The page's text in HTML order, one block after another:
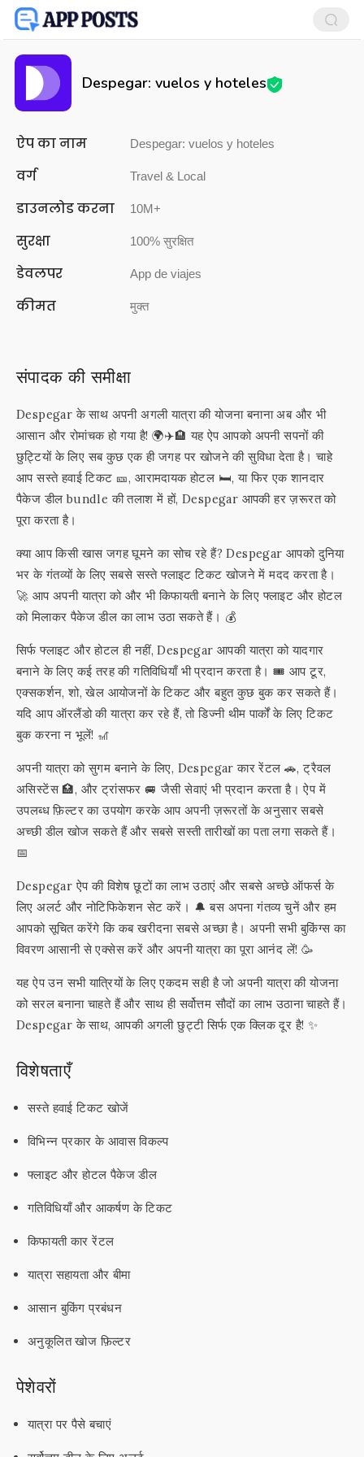
Despegar: vuelos y hoteles
ऐप का नाम Despegar: vuelos y hoteles
वर्ग Travel & Local
डाउनलोड करना 10M+
सुरक्षा 100% सुरक्षित
डेवलपर App de viajes
कीमत मुक्त
संपादक की समीक्षा
Despegar के साथ अपनी अगली यात्रा की योजना बनाना अब और भी
आसान और रोमांचक हो गया है! 🌍✈️🏨 यह ऐप आपको अपनी सपनों की
छुट्टियों के लिए सब कुछ एक ही जगह पर खोजने की सुविधा देता है। चाहे
आप सस्ते हवाई टिकट 🎫, आरामदायक होटल 🛏️, या फिर एक शानदार
पैकेज डील bundle की तलाश में हों, Despegar आपकी हर ज़रूरत को
पूरा करता है।
क्या आप किसी खास जगह घूमने का सोच रहे हैं? Despegar आपको दुनिया
भर के गंतव्यों के लिए सबसे सस्ते फ्लाइट टिकट खोजने में मदद करता है।
🚀 आप अपनी यात्रा को और भी किफायती बनाने के लिए फ्लाइट और होटल
को मिलाकर पैकेज डील का लाभ उठा सकते हैं। 💰
सिर्फ फ्लाइट और होटल ही नहीं, Despegar आपकी यात्रा को यादगार
बनाने के लिए कई तरह की गतिविधियाँ भी प्रदान करता है। 🎟️ आप टूर,
एक्सकर्शन, शो, खेल आयोजनों के टिकट और बहुत कुछ बुक कर सकते हैं।
यदि आप ऑरलैंडो की यात्रा कर रहे हैं, तो डिज्नी थीम पार्कों के लिए टिकट
बुक करना न भूलें! 🎢
अपनी यात्रा को सुगम बनाने के लिए, Despegar कार रेंटल 🚗, ट्रैवल
असिस्टेंस 🏥, और ट्रांसफर 🚐 जैसी सेवाएं भी प्रदान करता है। ऐप में
उपलब्ध फ़िल्टर का उपयोग करके आप अपनी ज़रूरतों के अनुसार सबसे
अच्छी डील खोज सकते हैं और सबसे सस्ती तारीखों का पता लगा सकते हैं।
📅
Despegar ऐप की विशेष छूटों का लाभ उठाएं और सबसे अच्छे ऑफर्स के
लिए अलर्ट और नोटिफिकेशन सेट करें। 🔔 बस अपना गंतव्य चुनें और हम
आपको सूचित करेंगे कि कब खरीदना सबसे अच्छा है। अपनी सभी बुकिंग्स का
विवरण आसानी से एक्सेस करें और अपनी यात्रा का पूरा आनंद लें! 🥳
यह ऐप उन सभी यात्रियों के लिए एकदम सही है जो अपनी यात्रा की योजना
को सरल बनाना चाहते हैं और साथ ही सर्वोत्तम सौदों का लाभ उठाना चाहते हैं।
Despegar के साथ, आपकी अगली छुट्टी सिर्फ एक क्लिक दूर है! ✨
विशेषताएँ
सस्ते हवाई टिकट खोजें
विभिन्न प्रकार के आवास विकल्प
फ्लाइट और होटल पैकेज डील
गतिविधियाँ और आकर्षण के टिकट
किफायती कार रेंटल
यात्रा सहायता और बीमा
आसान बुकिंग प्रबंधन
अनुकूलित खोज फ़िल्टर
पेशेवरों
यात्रा पर पैसे बचाएं